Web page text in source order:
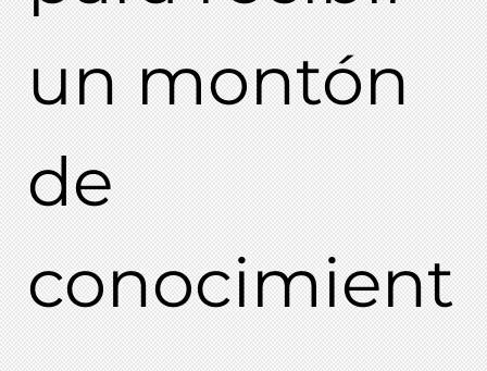
un montón
de
conocimient